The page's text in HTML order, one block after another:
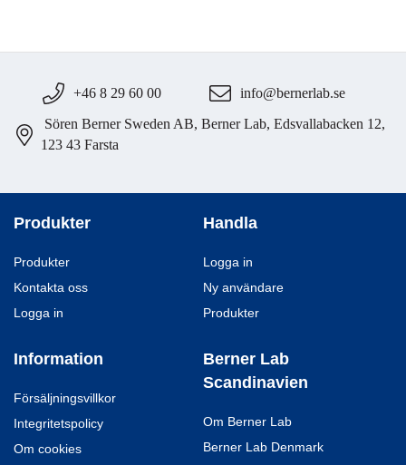
+46 8 29 60 00 info@bernerlab.se
Sören Berner Sweden AB, Berner Lab, Edsvallabacken 12,
123 43 Farsta
Produkter
Produkter
Kontakta oss
Logga in
Handla
Logga in
Ny användare
Produkter
Information
Försäljningsvillkor
Integritetspolicy
Om cookies
Berner Lab
Scandinavien
Om Berner Lab
Berner Lab Denmark